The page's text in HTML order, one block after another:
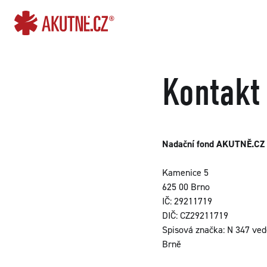
Kontakt
Nadační fond AKUTNĚ.CZ
Kamenice 5
625 00 Brno
IČ: 29211719
DIČ: CZ29211719
Spisová značka: N 347
Brně